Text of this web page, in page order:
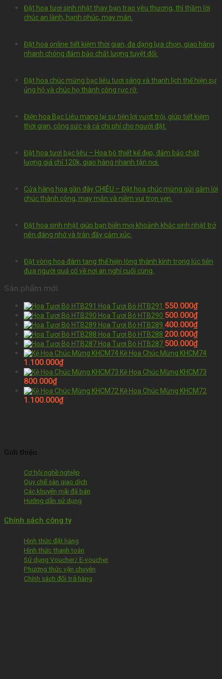
Đặt hoa tươi sinh nhật thay bạn trao yêu thương, thì thầm lời
chúc an lành, hạnh phúc, may mắn.
Đặt hoa online tiết kiệm thời gian, đa dạng lựa chọn, giao hàng
nhanh chóng đảm bảo chất lượng tuyệt đối.
Đặt hoa chúc mừng bạc liêu tươi sáng và thanh lịch thể hiện sự
ủng hộ và chúc họ thành công rực rỡ.
Điện hoa Bạc Liêu mang lại sự tiện lợi vượt trội, giúp tiết kiệm
thời gian, công sức và cả chi phí cho người đặt.
Đặt hoa tươi bạc liêu – Hoa bó thiết kế đẹp, đảm bảo chất
lượng giá chỉ 120k, giao hàng nhanh tận nơi.
Cửa hàng hoa gần đây CHIÊU – Đặt hoa chúc mừng gửi gắm lời
chúc thành công, may mắn và niềm vui trọn vẹn.
Đặt hoa sinh nhật giúp bạn biến mọi khoảnh khắc sinh nhật trở
nên đáng nhớ và tràn đầy cảm xúc.
Đặt vòng hoa đám tang thể hiện lòng thành kính trong lúc tiễn
đưa người quá cố về nơi an nghỉ cuối cùng.
Sản phẩm mới
Hoa Tươi Bó HTB291 550.000₫
Hoa Tươi Bó HTB290 500.000₫
Hoa Tươi Bó HTB289 400.000₫
Hoa Tươi Bó HTB288 200.000₫
Hoa Tươi Bó HTB287 500.000₫
Kệ Hoa Chúc Mừng KHCM74
1.100.000₫
Kệ Hoa Chúc Mừng KHCM73
800.000₫
Kệ Hoa Chúc Mừng KHCM72
1.100.000₫
Giới thiệu
Cơ hội nghề nghiệp
Quy chế sàn giao dịch
Các khuyến mãi đã bán
Hướng dẫn sử dụng
Chính sách công ty
Hình thức đặt hàng
Hình thức thanh toán
Sử dụng Voucher/ E-voucher
Phương thức vận chuyên
Chính sách đổi trả hàng